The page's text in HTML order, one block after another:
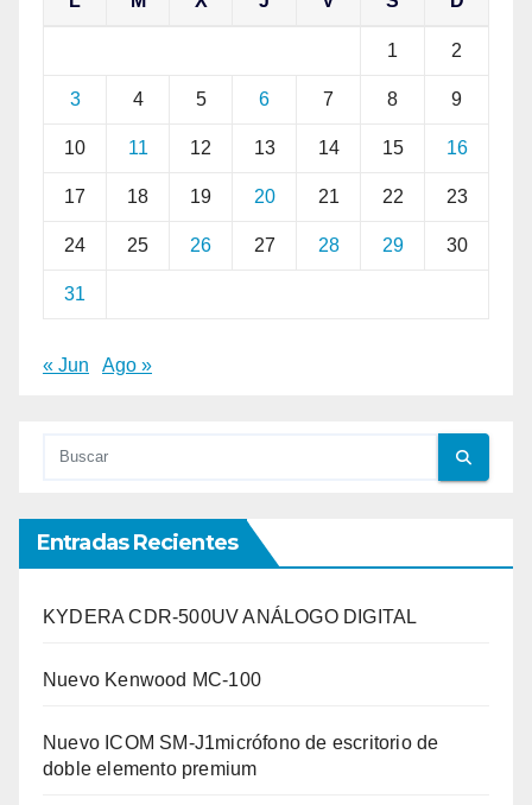
1 2
3 4 5 6 7 8 9
10 11 12 13 14 15 16
17 18 19 20 21 22 23
24 25 26 27 28 29 30
31
« Jun Ago »
Entradas Recientes
KYDERA CDR-500UV ANÁLOGO DIGITAL
Nuevo Kenwood MC-100
Nuevo ICOM SM-J1micrófono de escritorio de
doble elemento premium